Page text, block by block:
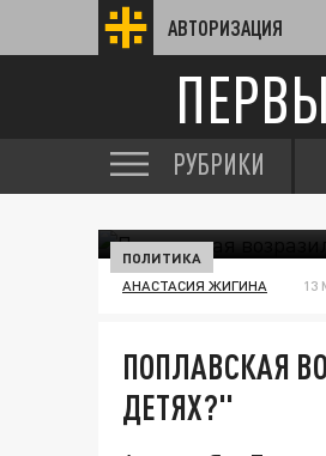
АВТОРИЗАЦИЯ
РУБРИКИ
ПОЛИТИКА
АНАСТАСИЯ ЖИГИНА 13
ПОПЛАВСКАЯ
ДЕТЯХ?"